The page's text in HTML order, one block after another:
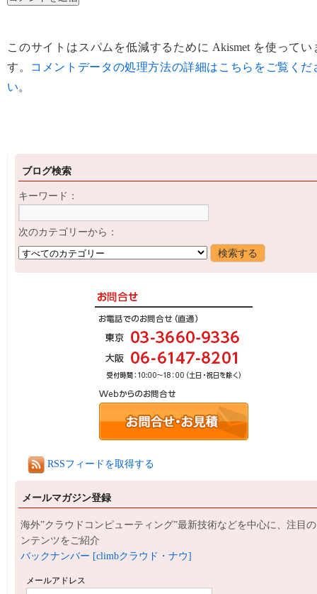
このサイトはスパムを低減するために Akismet を使ってい
す。
コメントデータの処理方法の詳細はこちらをご覧くだ
い。
ブログ検索
キーワード：
次のカテゴリーから：
RSSフィードを取得する
メールマガジン登録
海外”クラウドコンピューティング”最新技術などを中心に、注目
ンテンツをご紹介
バックナンバー [climbクラウド・ナウ]